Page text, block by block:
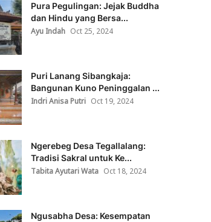
Pura Pegulingan: Jejak Buddha
dan Hindu yang Bersa...
Ayu Indah Oct 25, 2024
Puri Lanang Sibangkaja:
Bangunan Kuno Peninggalan ...
Indri Anisa Putri Oct 19, 2024
Ngerebeg Desa Tegallalang:
Tradisi Sakral untuk Ke...
Tabita Ayutari Wata Oct 18, 2024
Ngusabha Desa: Kesempatan